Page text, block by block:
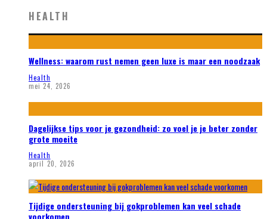
HEALTH
Wellness: waarom rust nemen geen luxe is maar een noodzaak
Health
mei 24, 2026
Dagelijkse tips voor je gezondheid: zo voel je je beter zonder
grote moeite
Health
april 20, 2026
Tijdige ondersteuning bij gokproblemen kan veel schade
voorkomen